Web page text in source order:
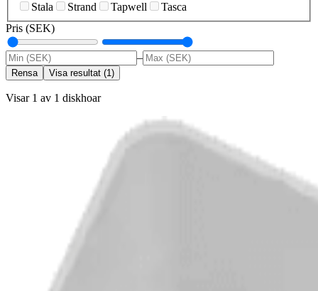
Stala
Strand Tapwell
Tasca
Pris (SEK)
–
Rensa Visa resultat (1)
Visar 1 av 1 diskhoar